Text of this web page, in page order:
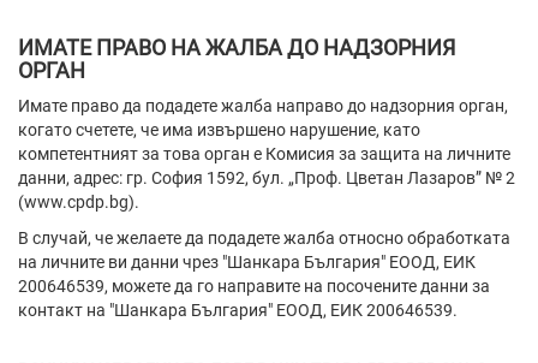
ИМАТЕ ПРАВО НА ЖАЛБА ДО НАДЗОРНИЯ
ОРГАН
Имате право да подадете жалба направо до надзорния орган,
когато счетете, че има извършено нарушение, като
компетентният за това орган е Комисия за защита на личните
данни, адрес: гр. София 1592, бул. „Проф. Цветан Лазаров” № 2
(www.cpdp.bg).
В случай, че желаете да подадете жалба относно обработката
на личните ви данни чрез "Шанкара България" ЕООД, ЕИК
200646539, можете да го направите на посочените данни за
контакт на "Шанкара България" ЕООД, ЕИК 200646539.